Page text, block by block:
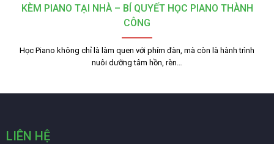
KÈM PIANO TẠI NHÀ – BÍ QUYẾT HỌC PIANO THÀNH
CÔNG
Học Piano không chỉ là làm quen với phím đàn, mà còn là hành trình
nuôi dưỡng tâm hồn, rèn…
LIÊN HỆ